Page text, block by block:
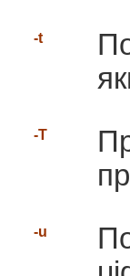
-t
-T
-u